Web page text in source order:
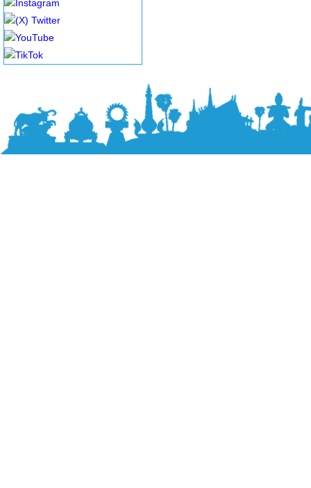
Instagram
(X) Twitter
YouTube
TikTok